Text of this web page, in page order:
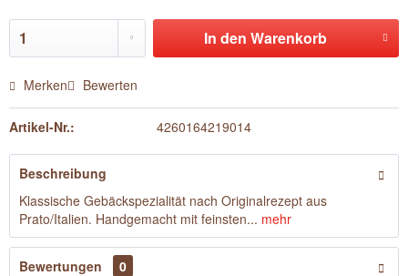
In den Warenkorb
Merken Bewerten
Artikel-Nr.: 4260164219014
Beschreibung
Klassische Gebäckspezialität nach Originalrezept aus
Prato/Italien. Handgemacht mit feinsten... mehr
Bewertungen
0